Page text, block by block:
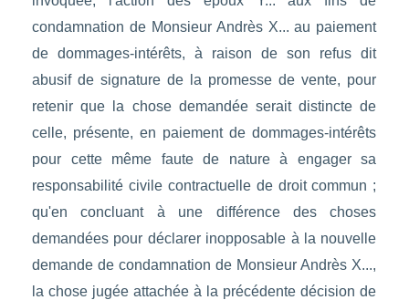
condamnation de Monsieur Andrès X... au paiement
de dommages-intérêts, à raison de son refus dit
abusif de signature de la promesse de vente, pour
retenir que la chose demandée serait distincte de
celle, présente, en paiement de dommages-intérêts
pour cette même faute de nature à engager sa
responsabilité civile contractuelle de droit commun ;
qu'en concluant à une différence des choses
demandées pour déclarer inopposable à la nouvelle
demande de condamnation de Monsieur Andrès X...,
la chose jugée attachée à la précédente décision de